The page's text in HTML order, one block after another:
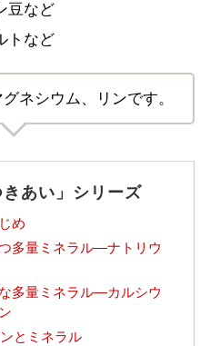
豆など
トなど
ネシウム、リンです。
きあい」シリーズ
め
多量ミネラル―ナトリウ
多量ミネラル―カルシウ
とミネラル